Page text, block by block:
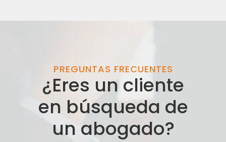
PREGUNTAS FRECUENTES
¿Eres un cliente
en búsqueda de
un abogado?